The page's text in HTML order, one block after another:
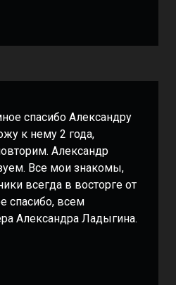
спасибо Александру
к нему 2 года,
Александр
Все мои знакомы,
всегда в восторге от
спасибо, всем
Александра Ладыгина.